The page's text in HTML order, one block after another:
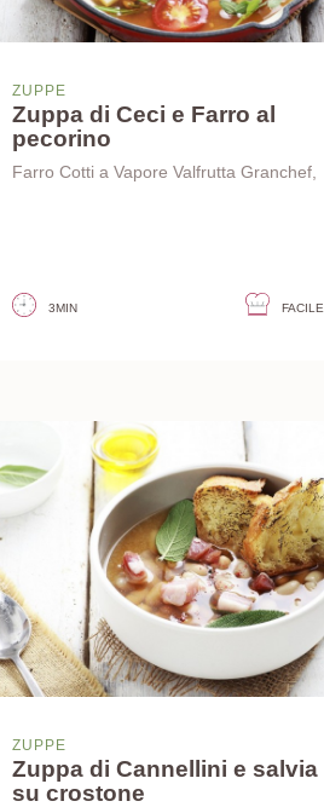
ZUPPE
Zuppa di Ceci e Farro al
pecorino
Farro Cotti a Vapore Valfrutta Granchef,
3MIN FACILE
ZUPPE
Zuppa di Cannellini e salvia
su crostone